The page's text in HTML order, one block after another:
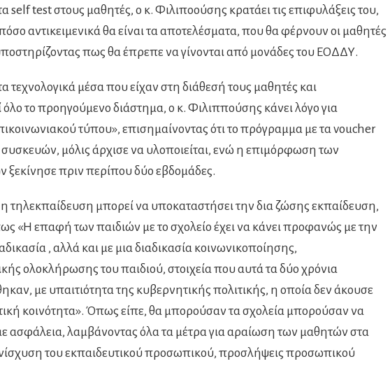
self test στους μαθητές, ο κ. Φιλιποούσης κρατάει τις επιφυλάξεις του,
αντικειμενικά θα είναι τα αποτελέσματα, που θα φέρνουν οι μαθητές
πως θα έπρεπε να γίνονται από μονάδες του ΕΟΔΔΥ.
μέσα που είχαν στη διάθεσή τους μαθητές και
όλο το προηγούμενο διάστημα, ο κ. Φιλιππούσης κάνει λόγο για
τύπου», επισημαίνοντας ότι το πρόγραμμα με τα voucher
συσκευών, μόλις άρχισε να υλοποιείται, ενώ η επιμόρφωση των
ξεκίνησε πριν περίπου δύο εβδομάδες.
τηλεκπαίδευση μπορεί να υποκαταστήσει την δια ζώσης εκπαίδευση,
«Η επαφή των παιδιών με το σχολείο έχει να κάνει προφανώς με την
, αλλά και με μια διαδικασία κοινωνικοποίησης,
ολοκλήρωσης του παιδιού, στοιχεία που αυτά τα δύο χρόνια
με υπαιτιότητα της κυβερνητικής πολιτικής, η οποία δεν άκουσε
κοινότητα». Όπως είπε, θα μπορούσαν τα σχολεία μπορούσαν να
ασφάλεια, λαμβάνοντας όλα τα μέτρα για αραίωση των μαθητών στα
του εκπαιδευτικού προσωπικού, προσλήψεις προσωπικού